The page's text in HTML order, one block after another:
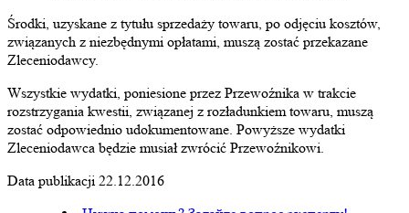
Środki, uzyskane z tytułu sprzedaży towaru, po odjęciu kosztów,
związanych z niezbędnymi opłatami, muszą zostać przekazane
Zleceniodawcy.
Wszystkie wydatki, poniesione przez Przewoźnika w trakcie
rozstrzygania kwestii, związanej z rozładunkiem towaru, muszą
zostać odpowiednio udokumentowane. Powyższe wydatki
Zleceniodawca będzie musiał zwrócić Przewoźnikowi.
Data publikacji 22.12.2016